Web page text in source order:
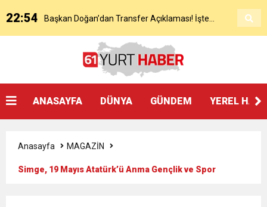
KAP’a Bildirdi
22:54 Başkan Doğan’dan Transfer Açıklaması! İşte
Mohamed Salah’ın Trabzon’da İlk Sözleri!
ANASAYFA DÜNYA GÜNDEM YEREL
Anasayfa MAGAZİN
Simge, 19 Mayıs Atatürk’ü Anma Gençlik ve Spor